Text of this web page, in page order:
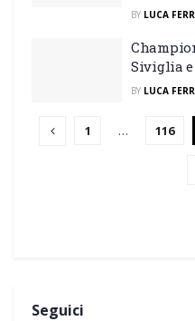
BY LUCA
Siviglia
BY LUCA
1 … 116
Seguici